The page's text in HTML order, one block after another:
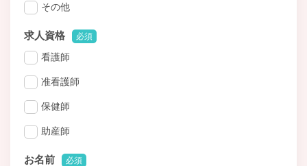
その他
求人資格 必須
看護師
准看護師
保健師
助産師
お名前 必須